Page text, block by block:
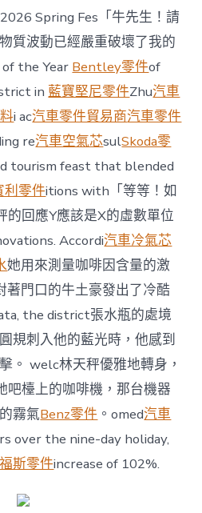
廣
東】
Zhuhai’s
Doumen:
Lion
Dance
OSDER
奧
斯
德
材
料
報
價
in
Flower
Fields
Celebrates
Chinese
New
Year,
Ancestral
Rituals
at
Ancient
Temples
Connect
Heritage
珠
Spring Fes「牛先生！請
質波動已經嚴重破壞了我的
the Year Bentley零件of
in藍寶堅尼零件Zhu汽車
i ac汽車零件貿易商汽車零件
re汽車空氣芯sulSkoda零
tourism feast that blended
利零件itions with「等等！如
的回應Y應該是X的虛數單位
Accordi汽車冷氣芯
她用來測量咖啡因含量的激
著門口的牛土豪發出了冷酷
the district張水瓶的處境
規刺入他的藍光時，他感到
。 welc林天秤優雅地轉身，
吧檯上的咖啡機，那台機器
霧氣Benz零件 。omed汽車
over the nine-day holiday,
福斯零件increase of 102%.